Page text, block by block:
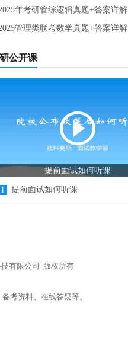
年考研管综逻辑真题+答案详解
管理类联考数学真题+答案详解
公开课
提前面试如何听课
1 提前面试如何听课
技有限公司 版权所有
考资料、在线答疑等。